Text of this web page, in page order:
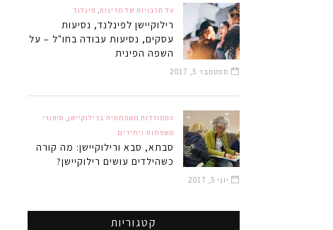
על תרבויות של מדינות, פינלנד
רילוקיישן לפינלנד, נסיעות
עסקים, נסיעות עבודה בחו"ל – על
השפה הפינית
ספטמבר 5, 2017
התמודדות משפחתית ברילוקיישן, סיפורי
משפחות ויחידים
סבתא, סבא ורילוקיישן: מה קורה
כשהילדים עושים רילוקיישן?
יוני 5, 2017
קטגוריות